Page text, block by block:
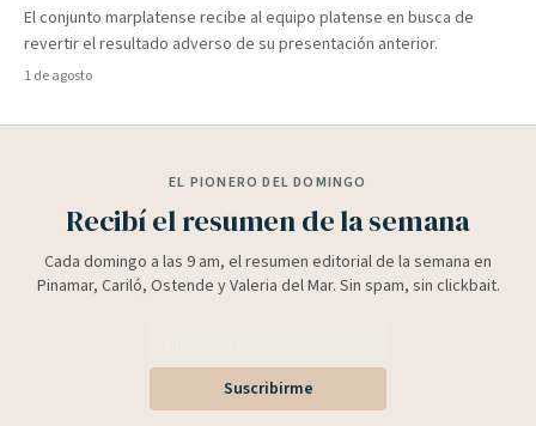
El conjunto marplatense recibe al equipo platense en busca de
revertir el resultado adverso de su presentación anterior.
1 de agosto
EL PIONERO DEL DOMINGO
Recibí el resumen de la semana
Cada domingo a las 9 am, el resumen editorial de la semana en
Pinamar, Cariló, Ostende y Valeria del Mar. Sin spam, sin clickbait.
Suscribirme